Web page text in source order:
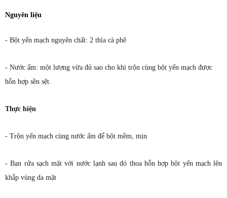
Nguyên liệu
- Bột yến mạch nguyên chất: 2 thìa cà phê
- Nước ấm: một lượng vừa đủ sao cho khi trộn cùng bột yến mạch được
hỗn hợp sền sệt.
Thực hiện
- Trộn yến mạch cùng nước ấm để bột mềm, mịn
- Bạn rửa sạch mặt với nước lạnh sau đó thoa hỗn hợp bột yến mạch lên
khắp vùng da mặt